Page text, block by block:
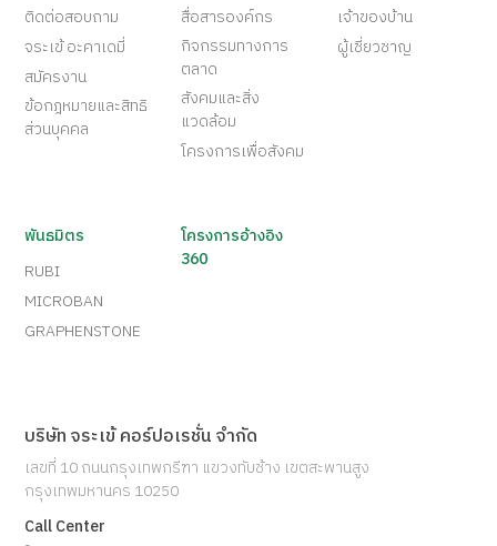
ติดต่อสอบถาม
จระเข้ อะคาเดมี่
สมัครงาน
ข้อกฎหมายและสิทธิ
ส่วนบุคคล
สื่อสารองค์กร
กิจกรรมทางการ
ตลาด
สังคมและสิ่ง
แวดล้อม
โครงการเพื่อสังคม
เจ้าของบ้าน
ผู้เชี่ยวชาญ
พันธมิตร
RUBI
MICROBAN
GRAPHENSTONE
โครงการอ้างอิง
360
บริษัท จระเข้ คอร์ปอเรชั่น จำกัด
เลขที่ 10 ถนนกรุงเทพกรีฑา แขวงทับช้าง เขตสะพานสูง
กรุงเทพมหานคร 10250
Call Center